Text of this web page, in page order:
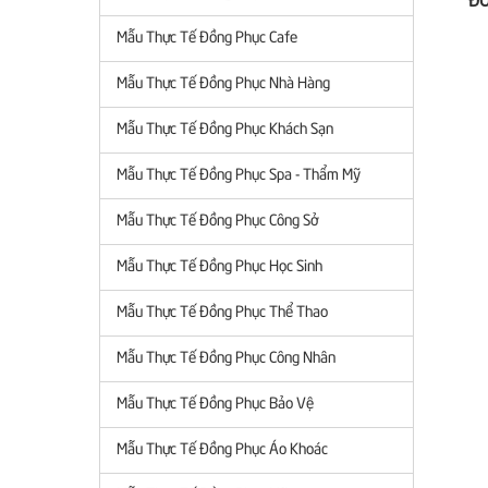
Mẫu Thực Tế Đồng Phục Cafe
Mẫu Thực Tế Đồng Phục Nhà Hàng
Mẫu Thực Tế Đồng Phục Khách Sạn
Mẫu Thực Tế Đồng Phục Spa - Thẩm Mỹ
Mẫu Thực Tế Đồng Phục Công Sở
Mẫu Thực Tế Đồng Phục Học Sinh
Mẫu Thực Tế Đồng Phục Thể Thao
Mẫu Thực Tế Đồng Phục Công Nhân
Mẫu Thực Tế Đồng Phục Bảo Vệ
Mẫu Thực Tế Đồng Phục Áo Khoác